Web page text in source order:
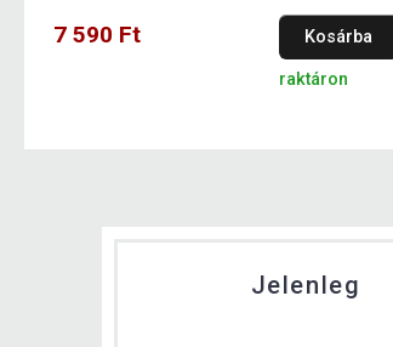
7 590 Ft Kosárba
raktáron
Jelenleg